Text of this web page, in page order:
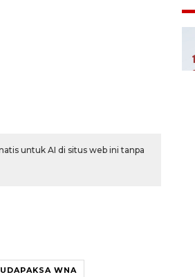
untuk AI di situs web ini tanpa
WNA